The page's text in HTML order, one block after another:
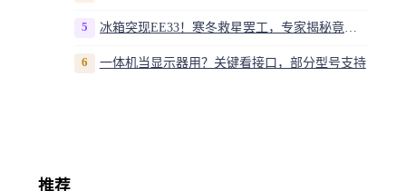
5 冰箱突现EE33！寒冬救星罢工，专家揭秘竟是无解故障？
6 一体机当显示器用？关键看接口，部分型号支持
推荐